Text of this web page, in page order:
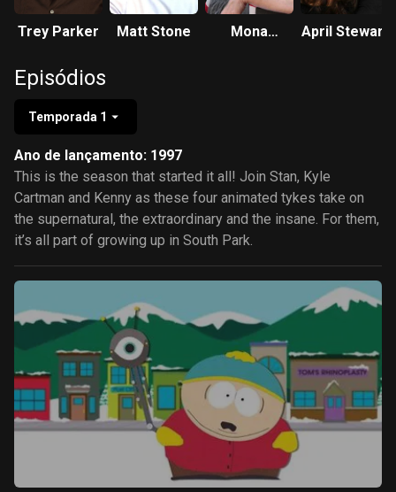
Trey Parker Matt Stone
Mona
April Stewart
Episódios
Temporada 1
Ano de lançamento: 1997
This is the season that started it all! Join Stan, Kyle
Cartman and Kenny as these four animated tykes take on
the supernatural, the extraordinary and the insane. For them,
it’s all part of growing up in South Park.